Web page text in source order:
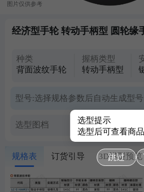
图片仅供参考
经济型手轮 转动手柄型 圆轮缘
种类
背面波纹手轮
握柄类型
转动手柄型
型号:选择规格参数后自动生成型号
选型提示
选型后可查看商
跳过
选型图档
规格表 订货引导 3D模型预览